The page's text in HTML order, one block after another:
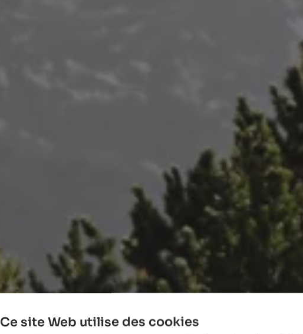
Ce site Web utilise des cookies